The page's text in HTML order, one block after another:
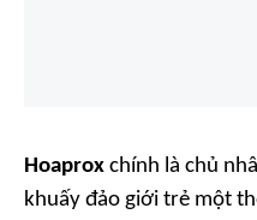
Hoaprox chính là chủ
khuấy đảo giới trẻ một